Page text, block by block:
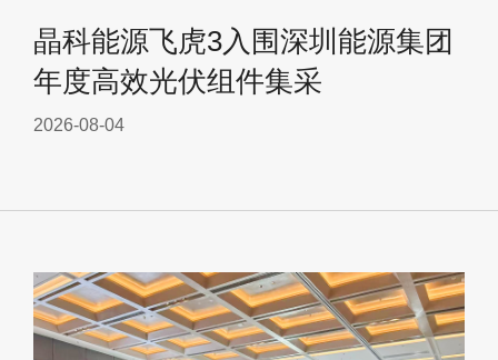
晶科能源飞虎3入围深圳能源集团
年度高效光伏组件集采
2026-08-04